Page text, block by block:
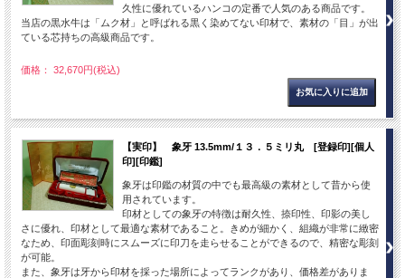
久性に優れているハンコの定番で人気のある商品です。
当店の黒水牛は「ムク材」と呼ばれる黒く染めてない印材で、素材の「目」が出
ている芯持ちの高級商品です。
価格： 32,670円(税込)
【実印】 象牙 13.5mm/１３．５ミリ丸 [登録印][個人
印][印鑑]
象牙は印鑑の材質の中でも最高級の素材として昔から使
用されています。
印材としての象牙の特徴は耐久性、捺印性、印影の美し
さに優れ、印材として最適な素材であること。きめが細かく、組織が非常に緻密
なため、印面彫刻時にスムーズに印刀を走らせることができるので、精密な彫刻
が可能。
また、象牙は牙から印材を採った場所によってランクがあり、価格差がありま